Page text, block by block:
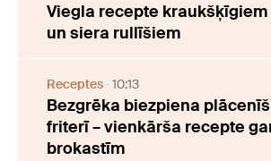
Viegla recepte kraukšķīgiem
un siera rullīšiem
Receptes 10:13
Bezgrēka biezpiena
friterī – vienkārša recepte
brokastīm